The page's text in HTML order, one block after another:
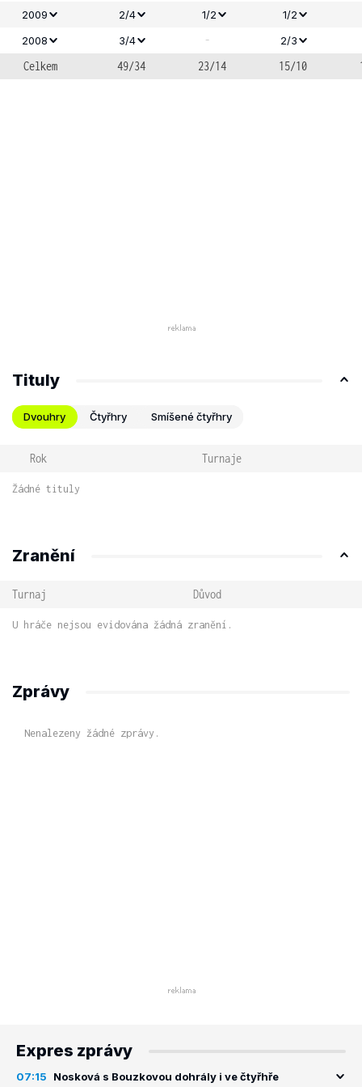
2009 2/4 1/2
1/2
2008
3/4 - 2/3
Celkem 49/34 23/14 15/10
Tituly
Dvouhry Čtyřhry Smíšené čtyřhry
Rok Turnaje
Žádné tituly
Zranění
Turnaj Důvod
U hráče nejsou evidována žádná zranění.
Zprávy
Nenalezeny žádné zprávy.
Expres zprávy
07:15 Nosková s Bouzkovou dohrály i ve čtyřhře